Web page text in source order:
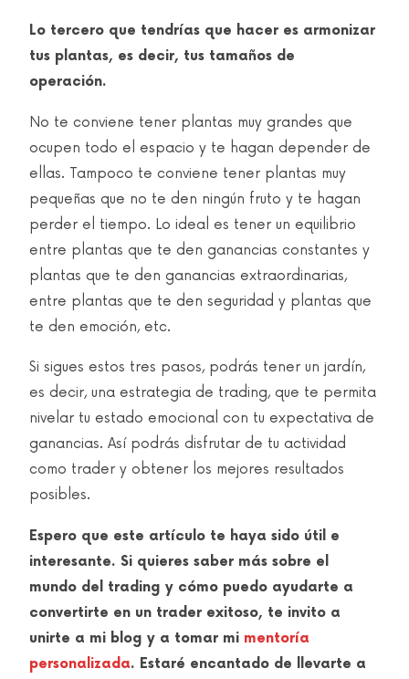
Lo tercero que tendrías que hacer es armonizar
tus plantas, es decir, tus tamaños de
operación.
No te conviene tener plantas muy grandes que
ocupen todo el espacio y te hagan depender de
ellas. Tampoco te conviene tener plantas muy
pequeñas que no te den ningún fruto y te hagan
perder el tiempo. Lo ideal es tener un equilibrio
entre plantas que te den ganancias constantes y
plantas que te den ganancias extraordinarias,
entre plantas que te den seguridad y plantas que
te den emoción, etc.
Si sigues estos tres pasos, podrás tener un jardín,
es decir, una estrategia de trading, que te permita
nivelar tu estado emocional con tu expectativa de
ganancias. Así podrás disfrutar de tu actividad
como trader y obtener los mejores resultados
posibles.
Espero que este artículo te haya sido útil e
interesante. Si quieres saber más sobre el
mundo del trading y cómo puedo ayudarte a
convertirte en un trader exitoso, te invito a
unirte a mi blog y a tomar mi mentoría
personalizada. Estaré encantado de llevarte a